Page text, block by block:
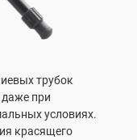
трубок
даже при
условиях.
красящего